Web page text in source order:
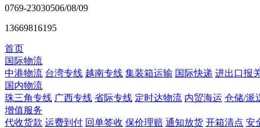
0769-23030506/08/09
13669816195
首页
国际物流
中港物流 台湾专线 越南专线 集装箱运输 国际快递 进出口报
国内物流
珠三角专线 广西专线 省际专线 定时达物流 内贸海运 仓储/派
增值服务
代收货款 运费到付 回单签收 保价理赔 通知放货 开箱清点 安